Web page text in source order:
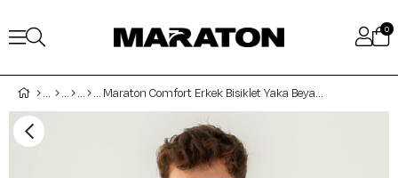
0
Maraton Comfort Erkek Bisiklet Yaka Beyaz T-shirt